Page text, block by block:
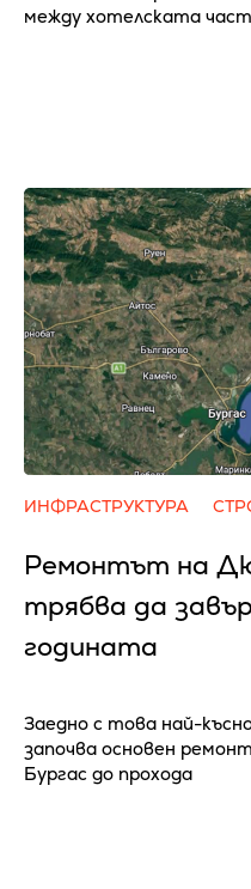
между хотелската
ИНФРАСТРУКТУРА
Ремонтът на
трябва да
годината
Заедно с това най-
започва основен
Бургас до прохода